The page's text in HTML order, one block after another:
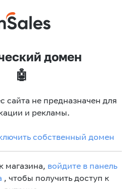
домен
🤖
сайта не предназначен для
и рекламы.
собственный домен
магазина, войдите в панель
, чтобы получить доступ к